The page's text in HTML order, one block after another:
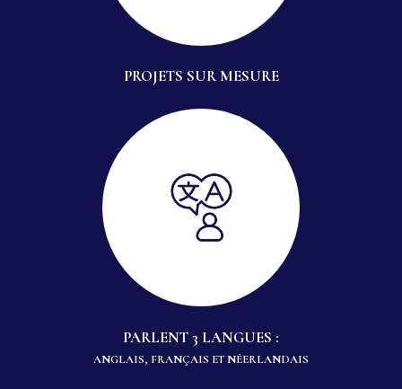
PROJETS SUR MESURE
PARLENT 3 LANGUES :
ANGLAIS, FRANÇAIS ET NÉERLANDAIS